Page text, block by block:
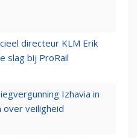
directeur KLM Erik
slag bij ProRail
Izhavia in
veiligheid